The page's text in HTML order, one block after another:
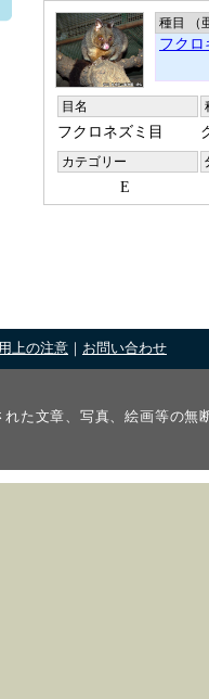
種目 （
フクロ
目名
フクロネズミ目
カテゴリー
E
上の注意 お問い合わせ
れた文章、写真、絵画等の無